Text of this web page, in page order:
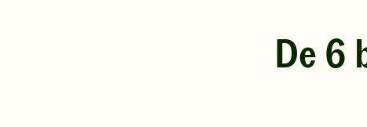
De 6